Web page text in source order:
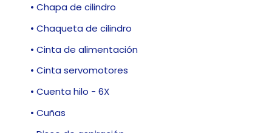
• Chapa de cilindro
• Chaqueta de cilindro
• Cinta de alimentación
• Cinta servomotores
• Cuenta hilo - 6X
• Cuñas